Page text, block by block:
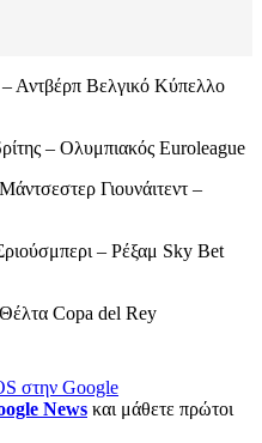
Αντβέρπ Βελγικό Κύπελλο
– Ολυμπιακός Euroleague
Γιουνάιτεντ –
– Ρέξαμ Sky Bet
Copa del Rey
στην Google
News και μάθετε πρώτοι